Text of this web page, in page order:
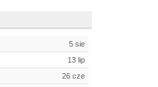
5 sie
13 lip
26 cze